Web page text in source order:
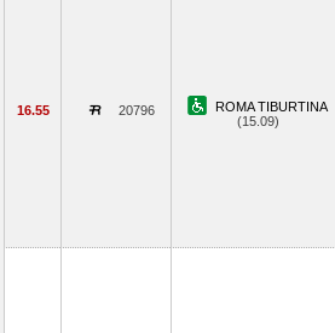
16.55 20796
ROMA TIBURTINA
(15.09)